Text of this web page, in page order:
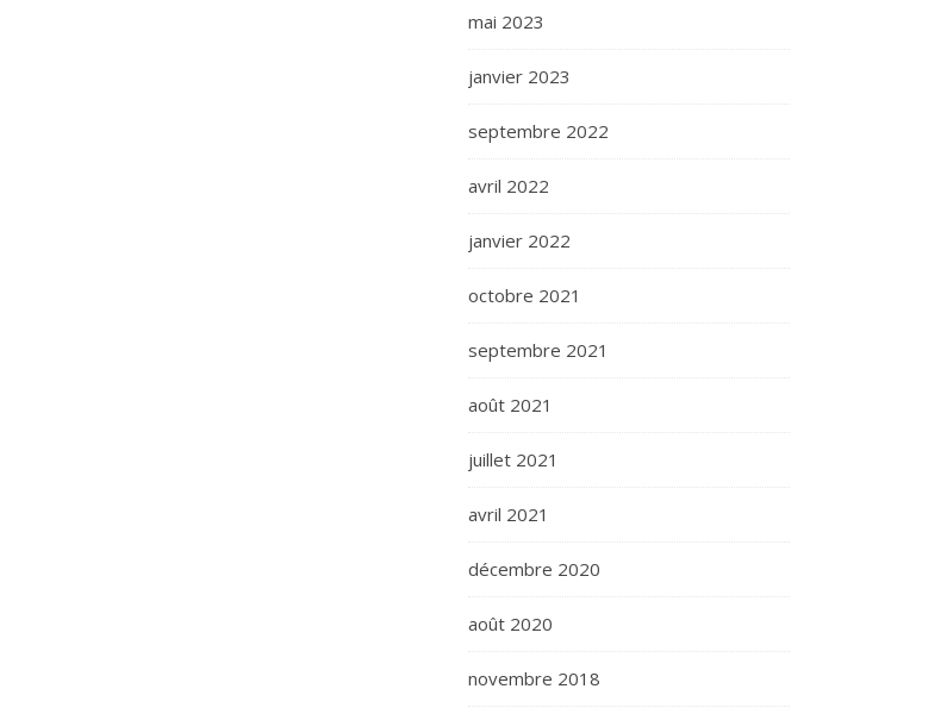
mai 2023
janvier 2023
septembre 2022
avril 2022
janvier 2022
octobre 2021
septembre 2021
août 2021
juillet 2021
avril 2021
décembre 2020
août 2020
novembre 2018